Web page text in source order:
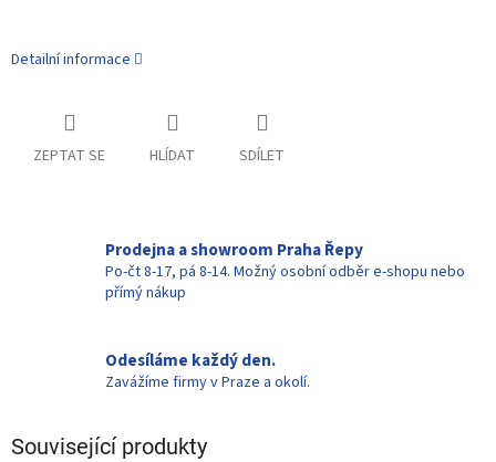
Detailní informace
ZEPTAT SE HLÍDAT SDÍLET
Prodejna a showroom Praha Řepy
Po-čt 8-17, pá 8-14. Možný osobní odběr e-shopu nebo
přímý nákup
Odesíláme každý den.
Zavážíme firmy v Praze a okolí.
Související produkty